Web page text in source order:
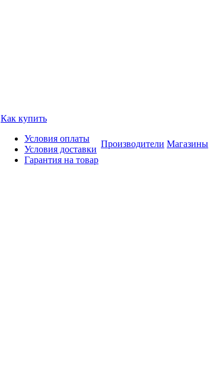
Как купить
Условия оплаты
Условия доставки
Гарантия на товар
Производители Магазины